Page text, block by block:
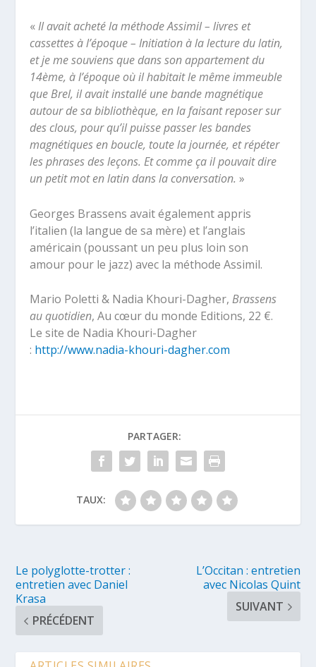
«Il avait acheté la méthode Assimil – livres et
cassettes à l’époque – Initiation à la lecture du latin,
et je me souviens que dans son appartement du
14ème, à l’époque où il habitait le même immeuble
que Brel, il avait installé une bande magnétique
autour de sa bibliothèque, en la faisant reposer sur
des clous, pour qu’il puisse passer les bandes
magnétiques en boucle, toute la journée, et répéter
les phrases des leçons. Et comme ça il pouvait dire
un petit mot en latin dans la conversation. »
Georges Brassens avait également appris
l’italien (la langue de sa mère) et l’anglais
américain (poussant un peu plus loin son
amour pour le jazz) avec la méthode Assimil.
Mario Poletti & Nadia Khouri-Dagher,Brassens
au quotidien, Au cœur du monde Editions, 22 €.
Le site de Nadia Khouri-Dagher
: http://www.nadia-khouri-dagher.com
PARTAGER:
TAUX:
Le polyglotte-trotter :
entretien avec Daniel
Krasa
PRÉCÉDENT
L’Occitan : entretien
avec Nicolas Quint
SUIVANT